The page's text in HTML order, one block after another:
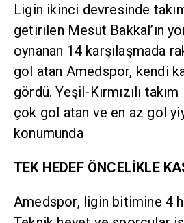
Ligin ikinci devresinde
getirilen Mesut Bakkal’ın
oynanan 14 karşılaşmada
gol atan Amedspor, kendi
gördü. Yeşil-Kırmızılı
çok gol atan ve en az gol
konumunda
TEK HEDEF ÖNCELİKLE
Amedspor, ligin bitimine 4